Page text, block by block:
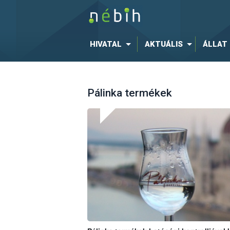
HIVATAL AKTUÁLIS ÁLLAT
Pálinka termékek